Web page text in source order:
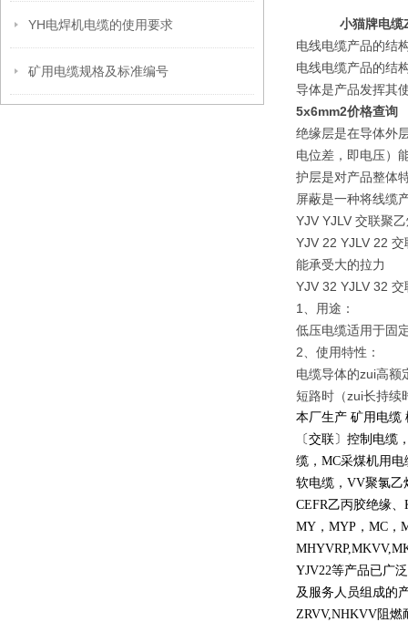
YH电焊机电缆的使用要求
矿用电缆规格及标准编号
小猫牌电缆
电线电缆产品的结
电线电缆产品的结
导体是产品发挥其
5x6mm2价格查询
绝缘层是在导体外
电位差，即电压）
护层是对产品整体
屏蔽是一种将线缆
YJV YJLV 交联聚
YJV 22 YJLV 22
能承受大的拉力
YJV 32 YJLV 32
1、用途：
低压电缆适用于固
2、使用特性：
电缆导体的zui高
短路时（zui长持续
本厂生产 矿用电缆
〔交联〕控制电缆
缆， MC采煤机用电
软电缆， VV聚氯乙
CEFR乙丙胶绝缘、
MY ， MYP ， MC ，
YJV22等产品已广
及服务人员组成的
ZRVV,NHKVV阻燃